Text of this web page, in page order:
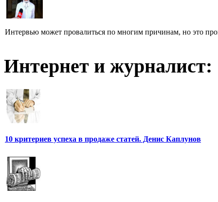
Интервью может провалиться по многим причинам, но это
Интернет и журналист:
10 критериев успеха в продаже статей. Денис Каплунов